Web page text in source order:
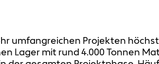
umfangreichen Projekten
Lager mit rund 4.000 Tonnen